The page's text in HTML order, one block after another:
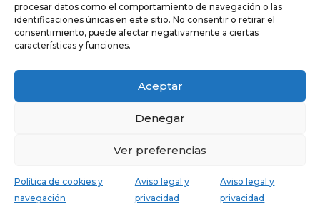
procesar datos como el comportamiento de navegación o las
identificaciones únicas en este sitio. No consentir o retirar el
consentimiento, puede afectar negativamente a ciertas
características y funciones.
Aceptar
Denegar
Ver preferencias
Política de cookies y
navegación
Aviso legal y
privacidad
Aviso legal y
privacidad
Mar
9:00 a 13:00 - 16:00 a 20:00
Mié
9:00 a 14:00 - 16:00 a 19:00
Jue
9:00 a 13:00 - 16:00 a 19:00